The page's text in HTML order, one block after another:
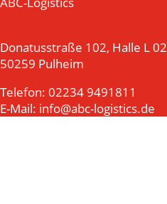
Donatusstraße 102, Halle L 02
50259 Pulheim
Telefon: 02234 9491811
E-Mail: info@abc-logistics.de